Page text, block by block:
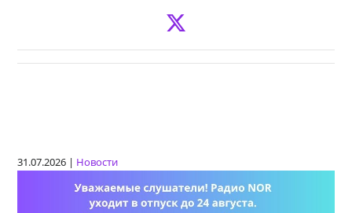
31.07.2026 | Новости